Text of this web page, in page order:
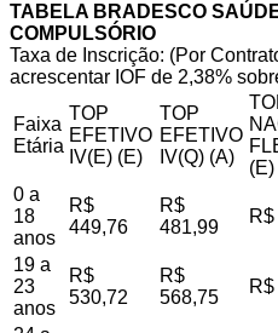
TABELA BRADESCO
COMPULSÓRIO
Taxa de Inscrição: (Por
acrescentar IOF de 2,38%
Faixa
Etária
TOP
EFETIVO
IV(E) (E)
TOP
EFETIVO
IV(Q) (A)
(E)
0 a
18
anos
R$
449,76
R$
481,99
19 a
23
anos
R$
530,72
R$
568,75